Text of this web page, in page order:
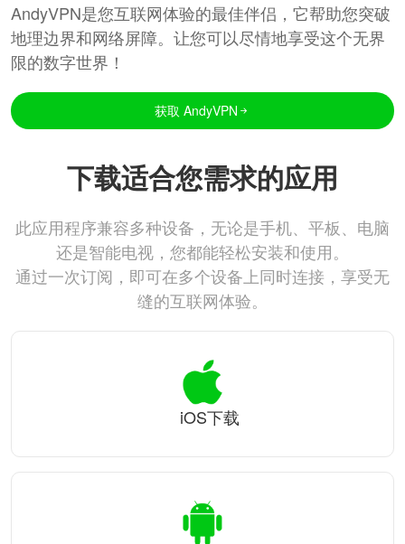
AndyVPN是您互联网体验的最佳伴侣，它帮助您突破
地理边界和网络屏障。让您可以尽情地享受这个无界
限的数字世界！
获取 AndyVPN
下载适合您需求的应用
此应用程序兼容多种设备，无论是手机、平板、电脑
还是智能电视，您都能轻松安装和使用。
通过一次订阅，即可在多个设备上同时连接，享受无
缝的互联网体验。
iOS下载